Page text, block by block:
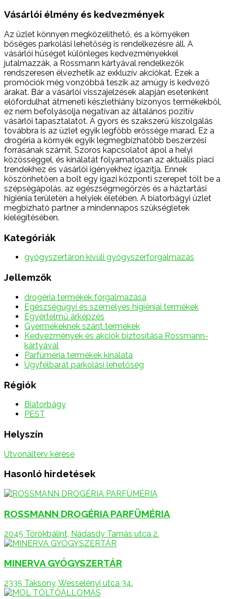
Vásárlói élmény és kedvezmények
Az üzlet könnyen megközelíthető, és a környéken
bőséges parkolási lehetőség is rendelkezésre áll. A
vásárlói hűséget különleges kedvezményekkel
jutalmazzák, a Rossmann kártyával rendelkezők
rendszeresen élvezhetik az exkluzív akciókat. Ezek a
promóciók még vonzóbbá teszik az amúgy is kedvező
árakat. Bár a vásárlói visszajelzések alapján esetenként
előfordulhat átmeneti készlethiány bizonyos termékekből,
ez nem befolyásolja negatívan az általános pozitív
vásárlói tapasztalatot. A gyors és szakszerű kiszolgálás
továbbra is az üzlet egyik legfőbb erőssége marad. Ez a
drogéria a környék egyik legmegbízhatóbb beszerzési
forrásának számít. Szoros kapcsolatot ápol a helyi
közösséggel, és kínálatát folyamatosan az aktuális piaci
trendekhez és vásárlói igényekhez igazítja. Ennek
köszönhetően a bolt egy igazi központi szerepet tölt be a
szépségápolás, az egészségmegőrzés és a háztartási
higiénia területén a helyiek életében. A biatorbágyi üzlet
megbízható partner a mindennapos szükségletek
kielégítésében.
Kategóriák
gyógyszertáron kívüli gyógyszerforgalmazás
Jellemzők
drogéria termékek forgalmazása
Egészségügyi és személyes higiéniai termékek
Egyértelmű árképzés
Gyermekeknek szánt termékek
Kedvezmények és akciók biztosítása Rossmann-
kártyával
Parfüméria termékek kínálata
Ügyfélbarát parkolási lehetőség
Régiók
Biatorbágy
PEST
Helyszín
Útvonalterv kérése
Hasonló hirdetések
ROSSMANN DROGÉRIA PARFÜMÉRIA
2045 Törökbálint, Nádasdy Tamás utca 2.
MINERVA GYÓGYSZERTÁR
2335 Taksony, Wesselényi utca 34.